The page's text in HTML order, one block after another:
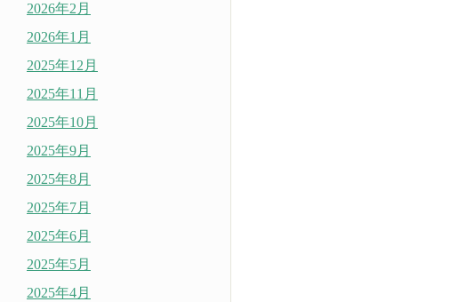
2026年2月
2026年1月
2025年12月
2025年11月
2025年10月
2025年9月
2025年8月
2025年7月
2025年6月
2025年5月
2025年4月